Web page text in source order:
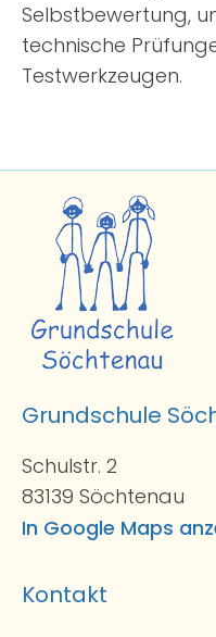
Selbstbewertung,
technische
Testwerkzeugen.
Grundschule
Schulstr. 2
83139 Söchtenau
In Google Maps
Kontakt